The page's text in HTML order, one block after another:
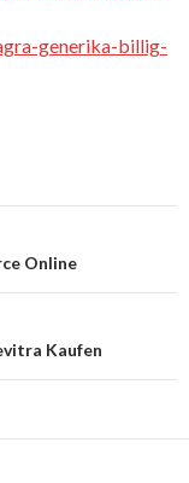
generika-billig-
Online
Kaufen